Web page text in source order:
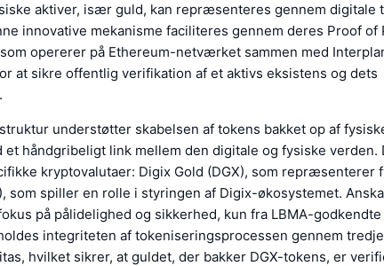
aktiver, især guld, kan repræsenteres gennem digitale
innovative mekanisme faciliteres gennem deres Proof of
opererer på Ethereum-netværket sammen med
at sikre offentlig verifikation af et aktivs eksistens og dets
understøtter skabelsen af tokens bakket op af
håndgribeligt link mellem den digitale og fysiske verden.
kryptovalutaer: Digix Gold (DGX), som repræsenterer
som spiller en rolle i styringen af Digix-økosystemet.
på pålidelighed og sikkerhed, kun fra LBMA-
integriteten af tokeniseringsprocessen gennem
hvilket sikrer, at guldet, der bakker DGX-tokens, er